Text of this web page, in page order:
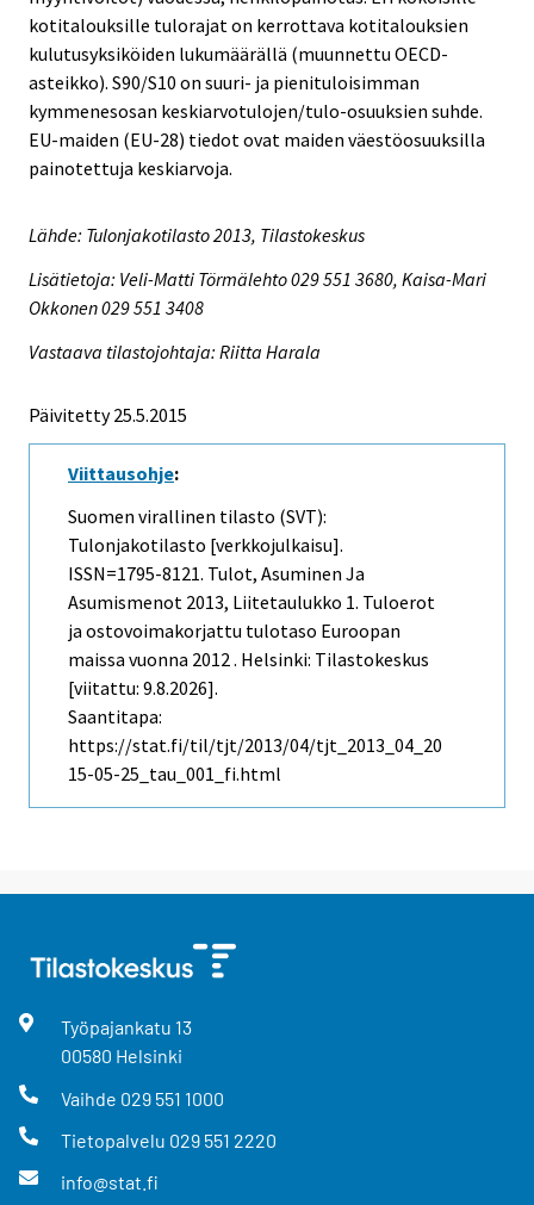
kotitalouksille tulorajat on kerrottava kotitalouksien
kulutusyksiköiden lukumäärällä (muunnettu OECD-
asteikko). S90/S10 on suuri- ja pienituloisimman
kymmenesosan keskiarvotulojen/tulo-osuuksien suhde.
EU-maiden (EU-28) tiedot ovat maiden väestöosuuksilla
painotettuja keskiarvoja.
Lähde: Tulonjakotilasto 2013, Tilastokeskus
Lisätietoja: Veli-Matti Törmälehto 029 551 3680, Kaisa-Mari
Okkonen 029 551 3408
Vastaava tilastojohtaja: Riitta Harala
Päivitetty 25.5.2015
Viittausohje:
Suomen virallinen tilasto (SVT):
Tulonjakotilasto [verkkojulkaisu].
ISSN=1795-8121. Tulot, Asuminen Ja
Asumismenot 2013, Liitetaulukko 1. Tuloerot
ja ostovoimakorjattu tulotaso Euroopan
maissa vuonna 2012 . Helsinki: Tilastokeskus
[viitattu: 9.8.2026].
Saantitapa:
https://stat.fi/til/tjt/2013/04/tjt_2013_04_20
15-05-25_tau_001_fi.html
Työpajankatu 13
00580 Helsinki
Vaihde 029 551 1000
Tietopalvelu 029 551 2220
info@stat.fi